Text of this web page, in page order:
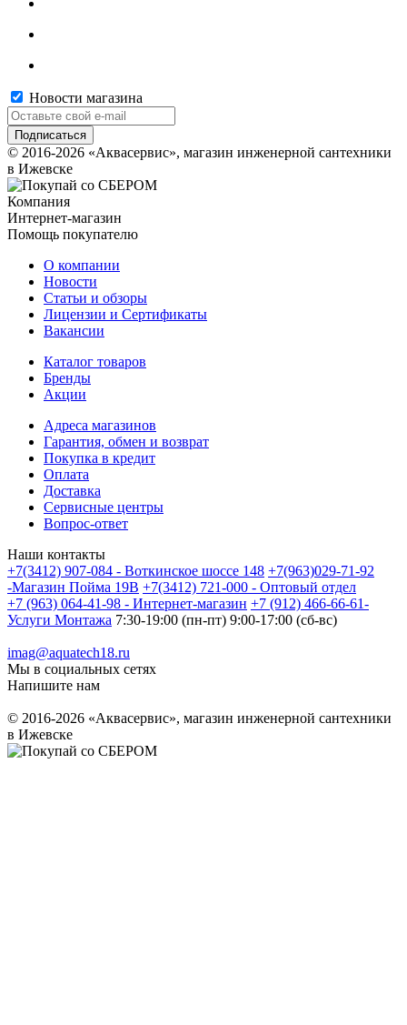
Новости магазина
© 2016-2026 «Аквасервис», магазин инженерной сантехники
в Ижевске
Компания
Интернет-магазин
Помощь покупателю
О компании
Новости
Статьи и обзоры
Лицензии и Сертификаты
Вакансии
Каталог товаров
Бренды
Акции
Адреса магазинов
Гарантия, обмен и возврат
Покупка в кредит
Оплата
Доставка
Сервисные центры
Вопрос-ответ
Наши контакты
+7(3412) 907-084 - Воткинское шоссе 148 +7(963)029-71-92
-Магазин Пойма 19В +7(3412) 721-000 - Оптовый отдел
+7 (963) 064-41-98 - Интернет-магазин +7 (912) 466-66-61-
Услуги Монтажа 7:30-19:00 (пн-пт) 9:00-17:00 (сб-вс)
imag@aquatech18.ru
Мы в социальных сетях
Напишите нам
© 2016-2026 «Аквасервис», магазин инженерной сантехники
в Ижевске